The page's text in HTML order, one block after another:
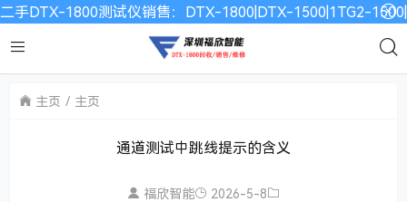
二手DTX-1800测试仪销售：DTX-1800|DTX-1500|1TG2-
主页 主页
通道测试中跳线提示的含义
福欣智能 2026-5-8